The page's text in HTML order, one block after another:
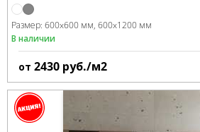
Размер: 600x600 мм 600x1200 мм
В наличии
от 2430 руб./м2